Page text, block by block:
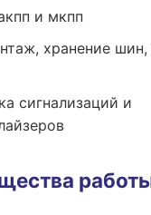
и мкпп
хранение шин,
сигнализаций и